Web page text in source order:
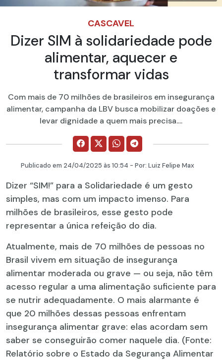
CASCAVEL
Dizer SIM à solidariedade pode
alimentar, aquecer e
transformar vidas
Com mais de 70 milhões de brasileiros em insegurança
alimentar, campanha da LBV busca mobilizar doações e
levar dignidade a quem mais precisa....
Publicado em 24/04/2025 às 10:54 - Por: Luiz Felipe Max
Dizer “SIM!” para a Solidariedade é um gesto
simples, mas com um impacto imenso. Para
milhões de brasileiros, esse gesto pode
representar a única refeição do dia.
Atualmente, mais de 70 milhões de pessoas no
Brasil vivem em situação de insegurança
alimentar moderada ou grave — ou seja, não têm
acesso regular a uma alimentação suficiente para
se nutrir adequadamente. O mais alarmante é
que 20 milhões dessas pessoas enfrentam
insegurança alimentar grave: elas acordam sem
saber se conseguirão comer naquele dia. (Fonte:
Relatório sobre o Estado da Segurança Alimentar